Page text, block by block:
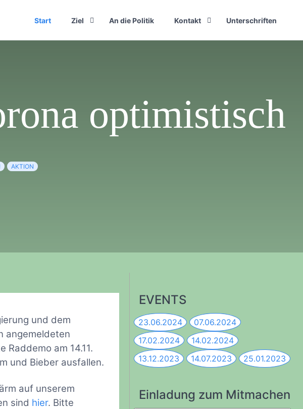
Start Ziel An die Politik Kontakt Unterschriften
optimistisch
AKTION
und dem
angemeldeten
am 14.11.
und Bieber ausfallen.
auf unserem
sind hier. Bitte
EVENTS
23.06.2024
07.06.2024
17.02.2024
14.02.2024
13.12.2023 14.07.2023 25.01.2023
Einladung zum Mitmachen